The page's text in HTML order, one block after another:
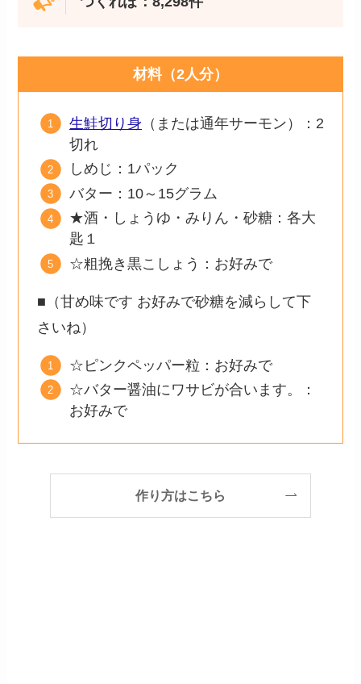
材料（2人分）
生鮭切り身 （または通年サーモン）：2
切れ
しめじ：1パック
バター：10～15グラム
★酒・しょうゆ・みりん・砂糖：各大
匙１
☆粗挽き黒こしょう：お好みで
■（甘め味です お好みで砂糖を減らして下
さいね）
☆ピンクペッパー粒：お好みで
☆バター醤油にワサビが合います。：
お好みで
作り方はこちら